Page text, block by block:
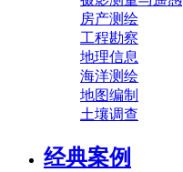
房产测绘
工程勘察
地理信息
海洋测绘
地图编制
土壤调查
经典案例